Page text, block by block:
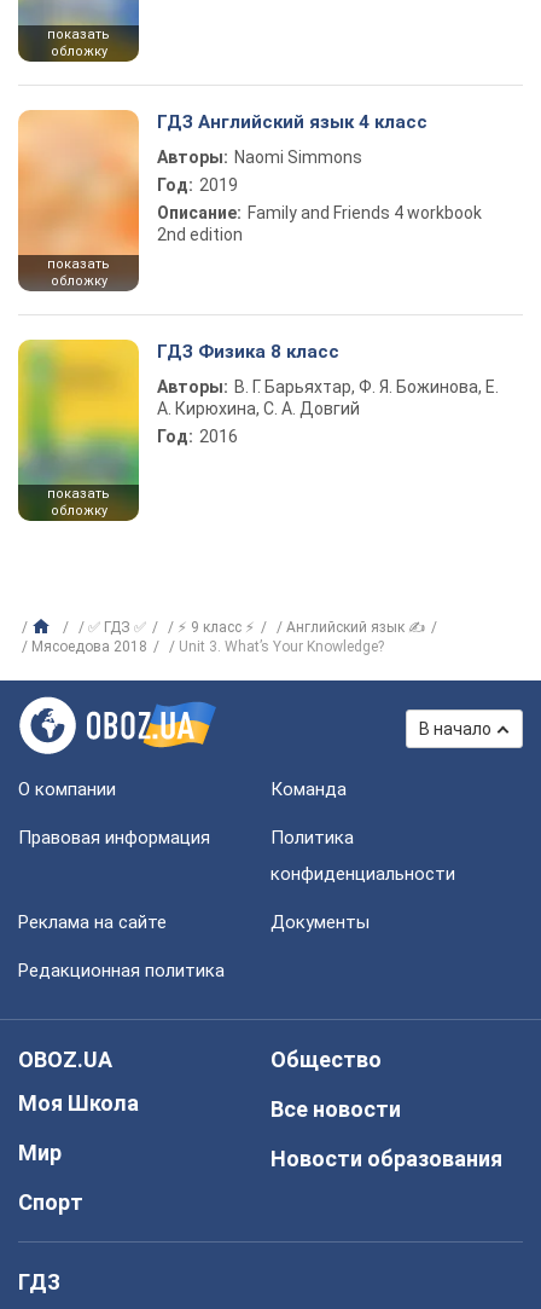
показать
обложку
показать
обложку
ГДЗ Английский язык 4 класс
Авторы: Naomi Simmons
Год: 2019
Описание: Family and Friends 4 workbook
2nd edition
показать
обложку
ГДЗ Физика 8 класс
Авторы: В. Г. Барьяхтар, Ф. Я. Божинова, Е.
А. Кирюхина, С. А. Довгий
Год: 2016
✅ ГДЗ ✅ ⚡ 9 класс ⚡
Английский язык ✍
Мясоедова 2018
Unit 3. What’s Your Knowledge?
В начало
О компании Команда
Правовая информация
Политика
конфиденциальности
Реклама на сайте Документы
Редакционная политика
OBOZ.UA
Моя Школа
Мир
Спорт
Общество
Все новости
Новости образования
ГДЗ